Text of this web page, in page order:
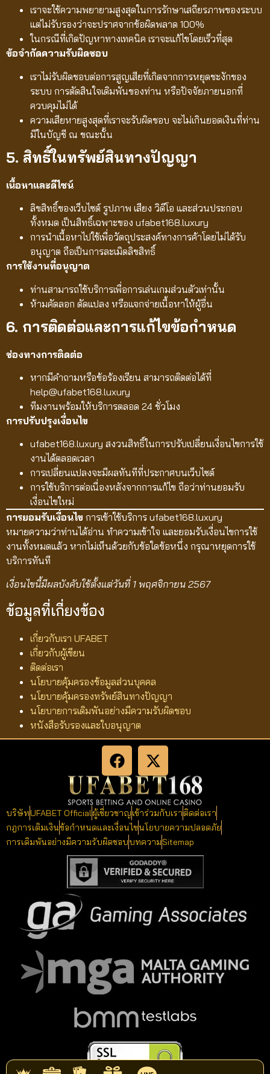
เราจะใช้ความพยายามสูงสุดในการรักษาเสถียรภาพของระบบ
แต่ไม่รับรองว่าจะปราศจากข้อผิดพลาด 100%
ในกรณีที่เกิดปัญหาทางเทคนิค เราจะแก้ไขโดยเร็วที่สุด
ข้อจำกัดความรับผิดชอบ
เราไม่รับผิดชอบต่อการสูญเสียที่เกิดจากการหยุดชะงักของ
ระบบ การตัดสินใจเดิมพันของท่าน หรือปัจจัยภายนอกที่
ควบคุมไม่ได้
ความเสียหายสูงสุดที่เราจะรับผิดชอบ จะไม่เกินยอดเงินที่ท่าน
มีในบัญชี ณ ขณะนั้น
5. สิทธิ์ในทรัพย์สินทางปัญญา
เนื้อหาและดีไซน์
ลิขสิทธิ์ของเว็บไซต์ รูปภาพ เสียง วิดีโอ และส่วนประกอบ
ทั้งหมด เป็นสิทธิ์เฉพาะของ ufabet168.luxury
การนำเนื้อหาไปใช้เพื่อวัตถุประสงค์ทางการค้าโดยไม่ได้รับ
อนุญาต ถือเป็นการละเมิดลิขสิทธิ์
การใช้งานที่อนุญาต
ท่านสามารถใช้บริการเพื่อการเล่นเกมส่วนตัวเท่านั้น
ห้ามคัดลอก ดัดแปลง หรือแจกจ่ายเนื้อหาให้ผู้อื่น
6. การติดต่อและการแก้ไขข้อกำหนด
ช่องทางการติดต่อ
หากมีคำถามหรือข้อร้องเรียน สามารถติดต่อได้ที่
help@ufabet168.luxury
ทีมงานพร้อมให้บริการตลอด 24 ชั่วโมง
การปรับปรุงเงื่อนไข
ufabet168.luxury สงวนสิทธิ์ในการปรับเปลี่ยนเงื่อนไขการใช้
งานได้ตลอดเวลา
การเปลี่ยนแปลงจะมีผลทันทีที่ประกาศบนเว็บไซต์
การใช้บริการต่อเนื่องหลังจากการแก้ไข ถือว่าท่านยอมรับ
เงื่อนไขใหม่
การยอมรับเงื่อนไข การเข้าใช้บริการ ufabet168.luxury
หมายความว่าท่านได้อ่าน ทำความเข้าใจ และยอมรับเงื่อนไขการใช้
งานทั้งหมดแล้ว หากไม่เห็นด้วยกับข้อใดข้อหนึ่ง กรุณาหยุดการใช้
บริการทันที
เงื่อนไขนี้มีผลบังคับใช้ตั้งแต่วันที่ 1 พฤศจิกายน 2567
ข้อมูลที่เกี่ยงข้อง
เกี่ยวกับเรา UFABET
เกี่ยวกับผู้เขียน
ติดต่อเรา
นโยบายคุ้มครองข้อมูลส่วนบุคคล
นโยบายคุ้มครองทรัพย์สินทางปัญญา
นโยบายการเดิมพันอย่างมีความรับผิดชอบ
หนังสือรับรองและใบอนุญาต
บริษัทUFABET Officialผู้เชี่ยวชาญเข้าร่วมกับเราติดต่อเรา
กฎการเติมเงินข้อกำหนดและเงื่อนไขนโยบายความปลอดภัย
การเดิมพันอย่างมีความรับผิดชอบบทความSitemap